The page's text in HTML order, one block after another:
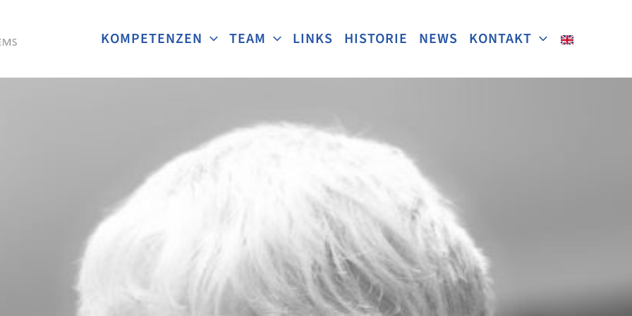
KOMPETENZEN TEAM LINKS HISTORIE NEWS KONTAKT